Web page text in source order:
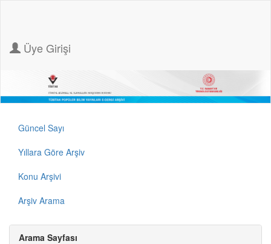
Üye Girişi
Güncel Sayı
Yıllara Göre Arşiv
Konu Arşivi
Arşiv Arama
Arama Sayfası